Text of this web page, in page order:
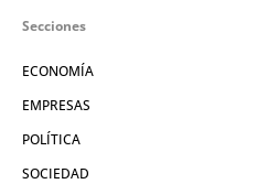
Secciones
ECONOMÍA
EMPRESAS
POLÍTICA
SOCIEDAD